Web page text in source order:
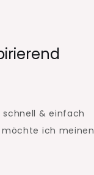
schnell & einfach
ich meinen